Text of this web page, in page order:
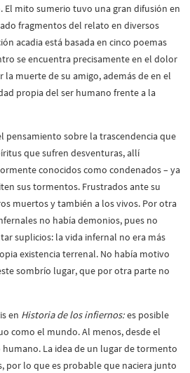
El mito sumerio tuvo una gran difusión en
fragmentos del relato en diversos
acadia está basada en cinco poemas
se encuentra precisamente en el dolor
muerte de su amigo, además de en el
propia del ser humano frente a la
pensamiento sobre la trascendencia que
que sufren desventuras, allí
conocidos como condenados – ya
sus tormentos. Frustrados ante su
muertos y también a los vivos. Por otra
no había demonios, pues no
suplicios: la vida infernal no era más
existencia terrenal. No había motivo
sombrío lugar, que por otra parte no
en Historia de los infiernos:es posible
como el mundo. Al menos, desde el
La idea de un lugar de tormento
por lo que es probable que naciera junto